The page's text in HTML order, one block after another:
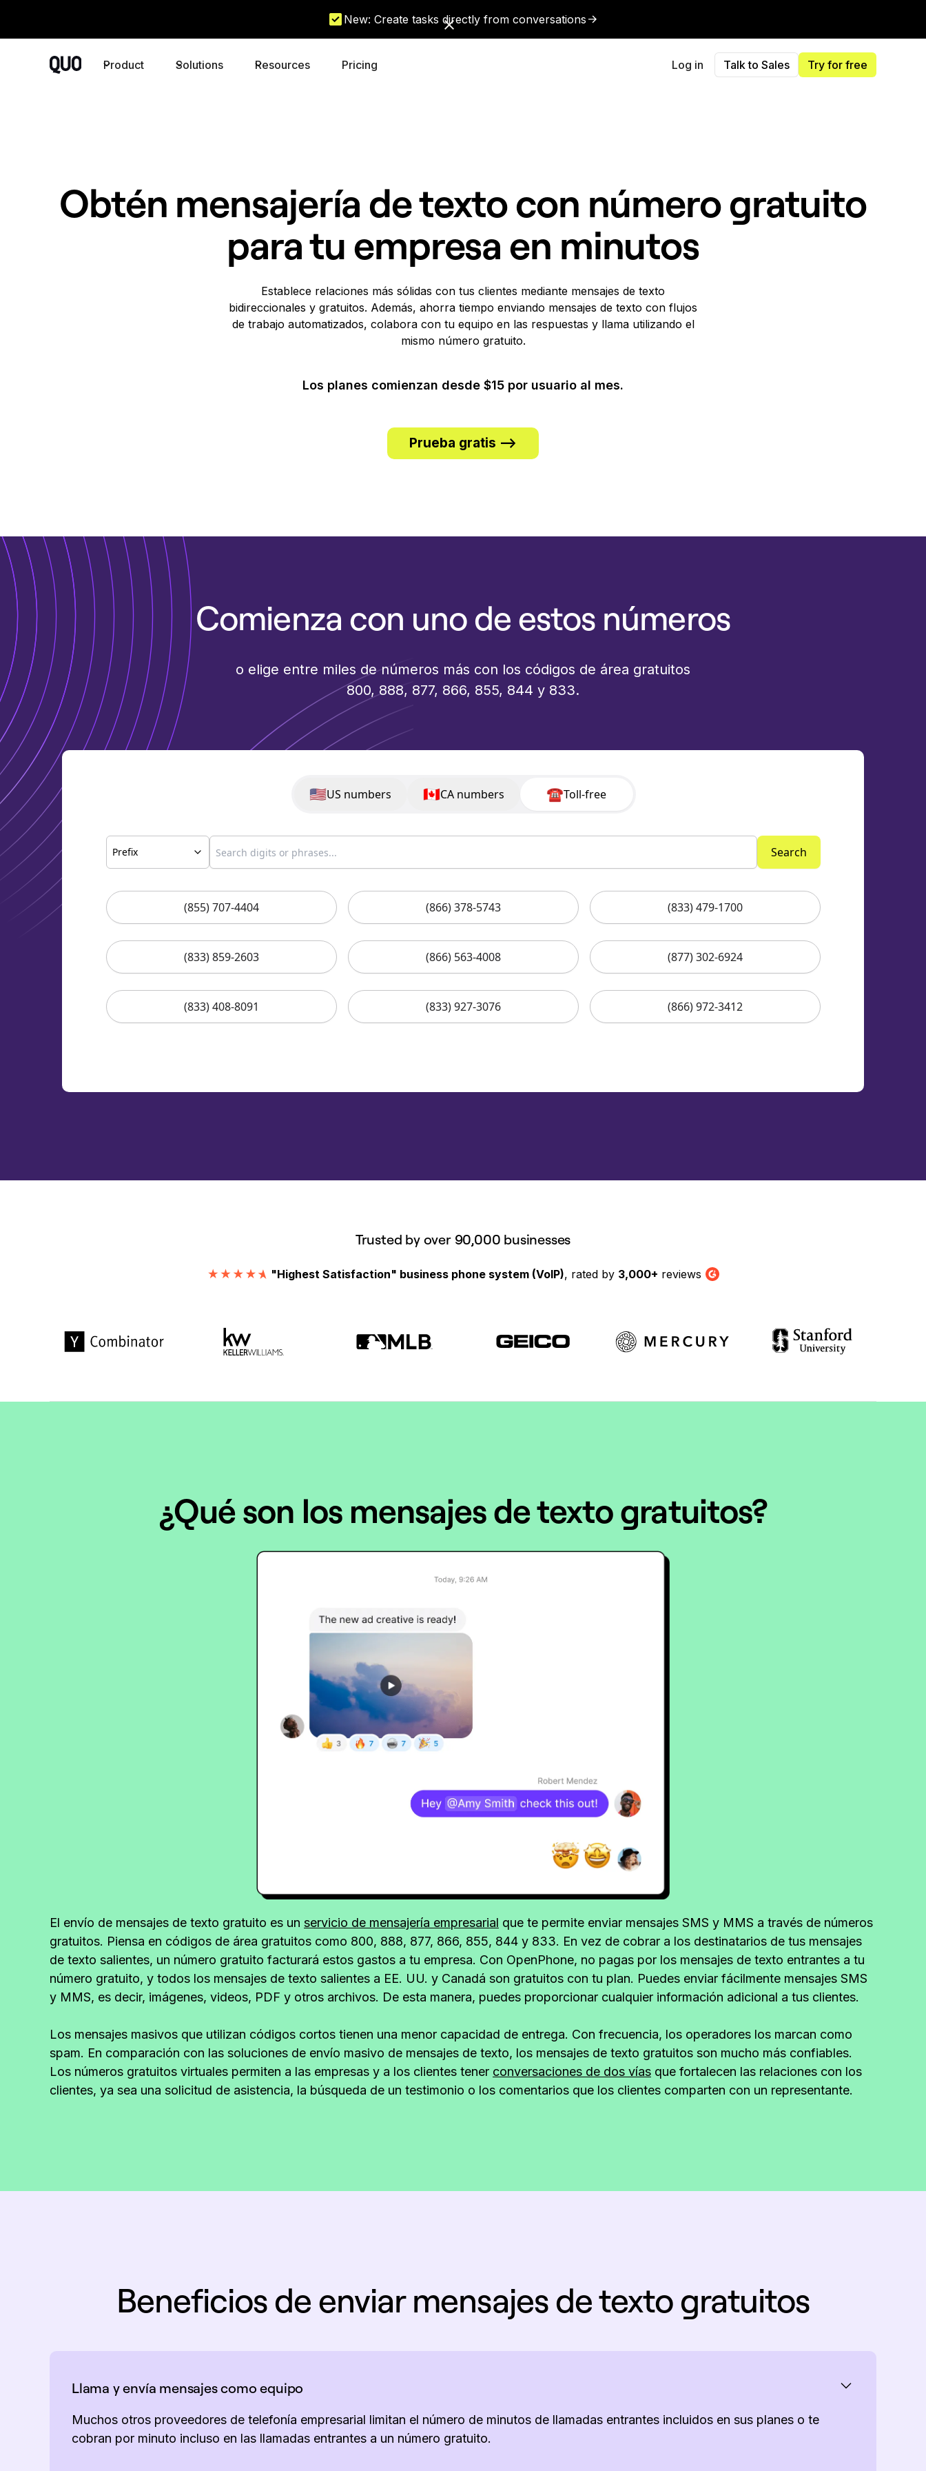
New: Create tasks directly from conversations
Product Solutions Resources Pricing Log in Talk to Sales Try for free
Obtén mensajería de texto con número gratuito
para tu empresa en minutos
Establece relaciones más sólidas con tus clientes mediante mensajes de texto
bidireccionales y gratuitos. Además, ahorra tiempo enviando mensajes de texto con flujos
de trabajo automatizados, colabora con tu equipo en las respuestas y llama utilizando el
mismo número gratuito.
Los planes comienzan desde $15 por usuario al mes.
Prueba gratis -->
Comienza con uno de estos números
o elige entre miles de números más con los códigos de área gratuitos
800, 888, 877, 866, 855, 844 y 833.
Trusted by over 90,000 businesses
"Highest Satisfaction" business phone system (VoIP), rated by 3,000+ reviews G2
¿Qué son los mensajes de texto gratuitos?
El envío de mensajes de texto gratuito es un servicio de mensajería empresarial que te permite enviar mensajes SMS y MMS a través de números
gratuitos. Piensa en códigos de área gratuitos como 800, 888, 877, 866, 855, 844 y 833. En vez de cobrar a los destinatarios de tus mensajes
de texto salientes, un número gratuito facturará estos gastos a tu empresa. Con OpenPhone, no pagas por los mensajes de texto entrantes a tu
número gratuito, y todos los mensajes de texto salientes a EE. UU. y Canadá son gratuitos con tu plan. Puedes enviar fácilmente mensajes SMS
y MMS, es decir, imágenes, videos, PDF y otros archivos. De esta manera, puedes proporcionar cualquier información adicional a tus clientes.
Los mensajes masivos que utilizan códigos cortos tienen una menor capacidad de entrega. Con frecuencia, los operadores los marcan como
spam. En comparación con las soluciones de envío masivo de mensajes de texto, los mensajes de texto gratuitos son mucho más confiables.
Los números gratuitos virtuales permiten a las empresas y a los clientes tener conversaciones de dos vías que fortalecen las relaciones con los
clientes, ya sea una solicitud de asistencia, la búsqueda de un testimonio o los comentarios que los clientes comparten con un representante.
Beneficios de enviar mensajes de texto gratuitos
Llama y envía mensajes como equipo
Muchos otros proveedores de telefonía empresarial limitan el número de minutos de llamadas entrantes incluidos en sus planes o te
cobran por minuto incluso en las llamadas entrantes a un número gratuito.